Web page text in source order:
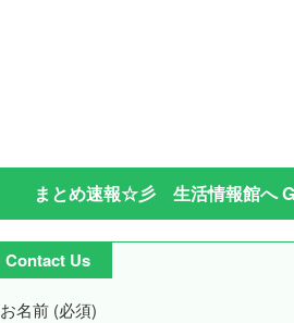
まとめ速報☆彡 生活情報館へ
Contact Us
お名前 (必須)